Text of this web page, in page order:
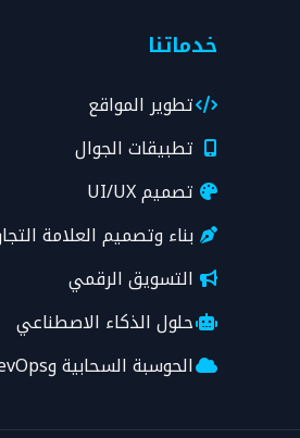
خدماتنا
تطوير المواقع
تطبيقات الجوال
تصميم UI/UX
بناء وتصميم العلامة
التسويق الرقمي
حلول الذكاء الاصطناعي
الحوسبة السحابية وDevOps